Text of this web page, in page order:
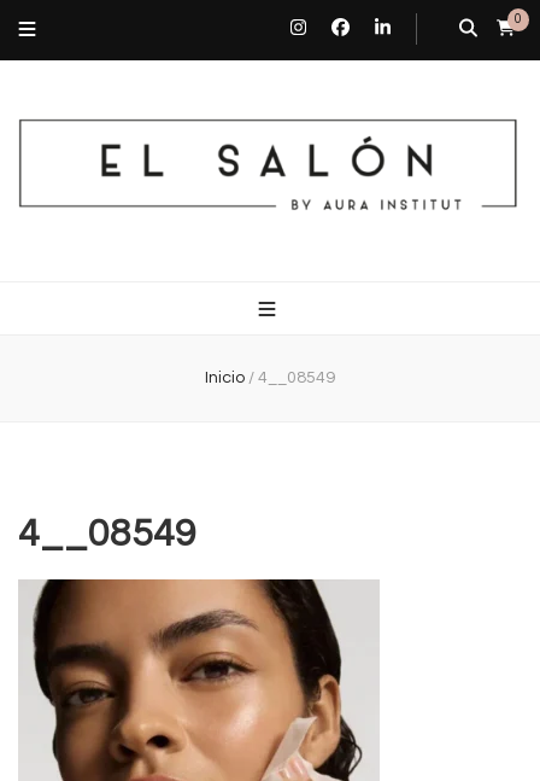
0
Inicio / 4__08549
4__08549